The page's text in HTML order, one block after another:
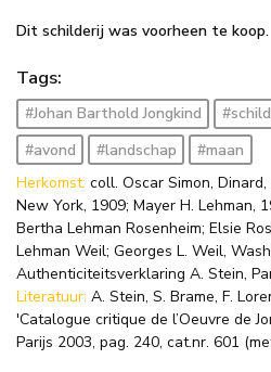
Dit schilderij was voorheen te koop.
Tags:
#Johan Barthold Jongkind
#avond
#landschap
#maan
Herkomst: coll. Oscar Simon,
New York, 1909; Mayer H. Lehman,
Bertha Lehman Rosenheim; Elsie
Lehman Weil; Georges L. Weil,
Authenticiteitsverklaring A. Stein,
Literatuur: A. Stein, S. Brame, F.
'Catalogue critique de l’Oeuvre de
Parijs 2003, pag. 240, cat.nr. 601